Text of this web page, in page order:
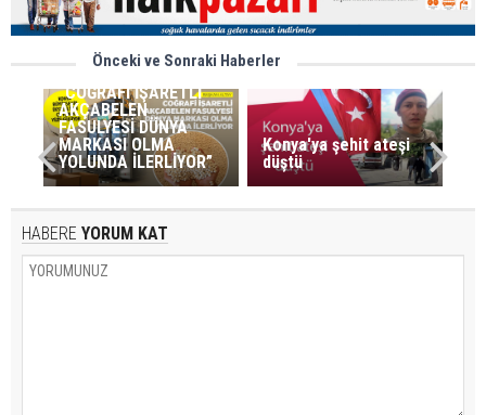
Önceki ve Sonraki Haberler
“COĞRAFİ İŞARETLİ
AKÇABELEN
FASULYESİ DÜNYA
MARKASI OLMA
YOLUNDA İLERLİYOR”
Konya'ya şehit ateşi
düştü
HABERE YORUM KAT